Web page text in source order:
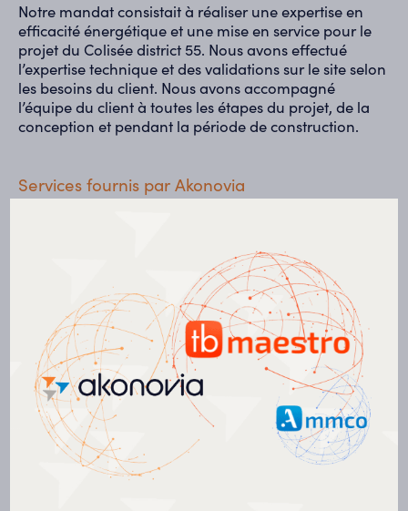
Notre mandat consistait à réaliser une expertise en
efficacité énergétique et une mise en service pour le
projet du Colisée district 55. Nous avons effectué
l’expertise technique et des validations sur le site selon
les besoins du client. Nous avons accompagné
l’équipe du client à toutes les étapes du projet, de la
conception et pendant la période de construction.
Services fournis par Akonovia
Accompagnement de la conception à la
Mise en service